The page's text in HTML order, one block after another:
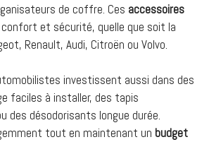
de coffre. Ces accessoires
et sécurité, quelle que soit la
Renault, Audi, Citroën ou Volvo.
investissent aussi dans des
faciles à installer, des tapis
des désodorisants longue durée.
tout en maintenant un budget